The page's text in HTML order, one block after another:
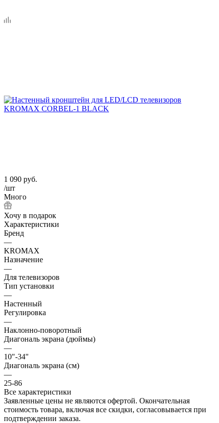
1 090 руб.
/шт
Много
Хочу в подарок
Характеристики
Бренд
—
KROMAX
Назначение
—
Для телевизоров
Тип установки
—
Настенный
Регулировка
—
Наклонно-поворотный
Диагональ экрана (дюймы)
—
10"-34"
Диагональ экрана (см)
—
25-86
Все характеристики
Заявленные цены не являются офертой. Окончательная
стоимость товара, включая все скидки, согласовывается при
подтверждении заказа.